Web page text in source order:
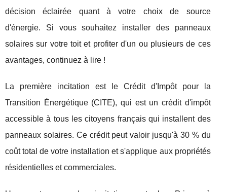
décision éclairée quant à votre choix de source
d'énergie. Si vous souhaitez installer des panneaux
solaires sur votre toit et profiter d'un ou plusieurs de ces
avantages, continuez à lire !
La première incitation est le Crédit d'Impôt pour la
Transition Énergétique (CITE), qui est un crédit d'impôt
accessible à tous les citoyens français qui installent des
panneaux solaires. Ce crédit peut valoir jusqu'à 30 % du
coût total de votre installation et s'applique aux propriétés
résidentielles et commerciales.